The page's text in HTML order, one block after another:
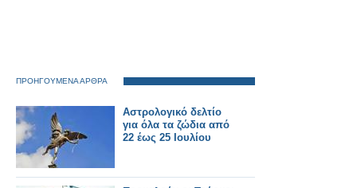
ΠΡΟΗΓΟΥΜΕΝΑ ΑΡΘΡΑ
Αστρολογικό δελτίο
για όλα τα ζώδια από
22 έως 25 Ιουλίου